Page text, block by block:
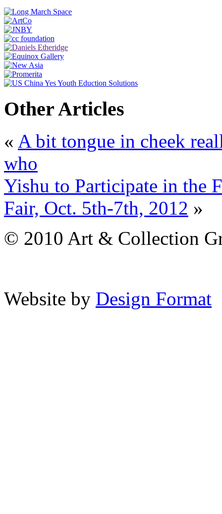
Other Articles
« A bit tongue in cheek
who
Yishu to Participate in the
Fair, Oct. 5th-7th, 2012 »
© 2010 Art & Collection
Website by Design Format